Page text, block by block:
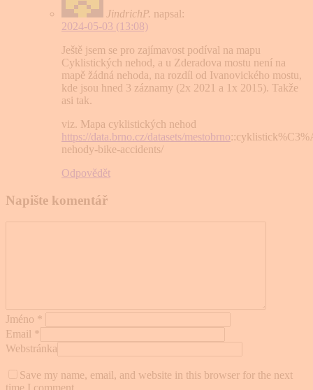
JindrichP. napsal:
2024-05-03 (13:08)
Ještě jsem se pro zajímavost podíval na mapu
Cyklistických nehod, a u Zderadova mostu není na
mapě žádná nehoda, na rozdíl od Ivanovického mostu,
kde jsou hned 3 záznamy (2x 2021 a 1x 2015). Takže
asi tak.
viz. Mapa cyklistických nehod
https://data.brno.cz/datasets/mestobrno
nehody-bike-accidents/
Odpovědět
Napište komentář
Jméno *
Email *
Webstránka
Save my name, email, and website in this browser for the next
time I comment.